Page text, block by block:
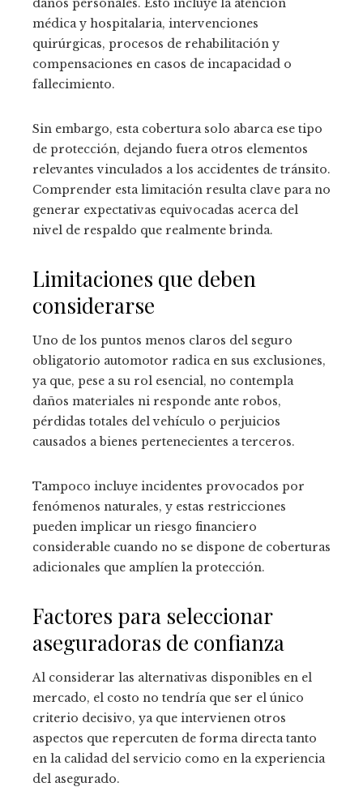
daños personales. Esto incluye la atención
médica y hospitalaria, intervenciones
quirúrgicas, procesos de rehabilitación y
compensaciones en casos de incapacidad o
fallecimiento.
Sin embargo, esta cobertura solo abarca ese tipo
de protección, dejando fuera otros elementos
relevantes vinculados a los accidentes de tránsito.
Comprender esta limitación resulta clave para no
generar expectativas equivocadas acerca del
nivel de respaldo que realmente brinda.
Limitaciones que deben
considerarse
Uno de los puntos menos claros del seguro
obligatorio automotor radica en sus exclusiones,
ya que, pese a su rol esencial, no contempla
daños materiales ni responde ante robos,
pérdidas totales del vehículo o perjuicios
causados a bienes pertenecientes a terceros.
Tampoco incluye incidentes provocados por
fenómenos naturales, y estas restricciones
pueden implicar un riesgo financiero
considerable cuando no se dispone de coberturas
adicionales que amplíen la protección.
Factores para seleccionar
aseguradoras de confianza
Al considerar las alternativas disponibles en el
mercado, el costo no tendría que ser el único
criterio decisivo, ya que intervienen otros
aspectos que repercuten de forma directa tanto
en la calidad del servicio como en la experiencia
del asegurado.